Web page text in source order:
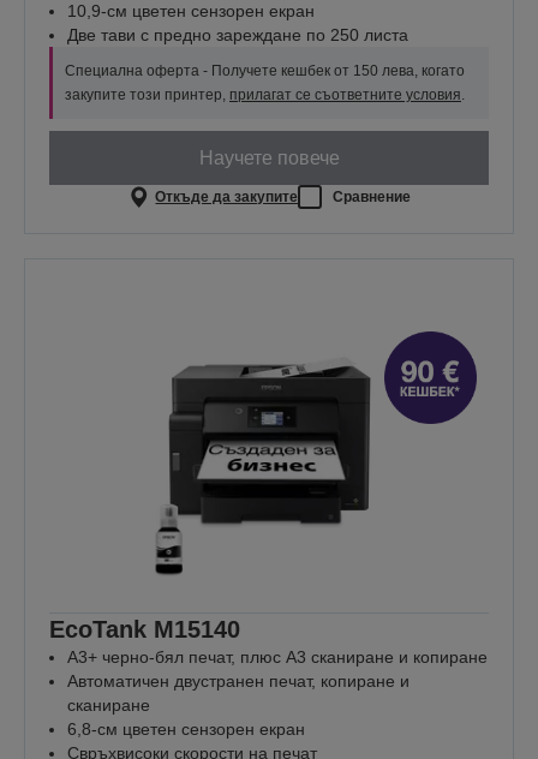
10,9-см цветен сензорен екран
Две тави с предно зареждане по 250 листа
Специална оферта - Получете кешбек от 150 лева, когато
закупите този принтер, прилагат се съответните условия.
Научете повече
Откъде да закупите Сравнение
EcoTank M15140
A3+ черно-бял печат, плюс A3 сканиране и копиране
Автоматичен двустранен печат, копиране и
сканиране
6,8-см цветен сензорен екран
Свръхвисоки скорости на печат